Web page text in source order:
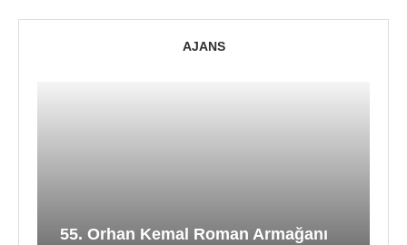
AJANS
55. Orhan Kemal Roman Armağanı